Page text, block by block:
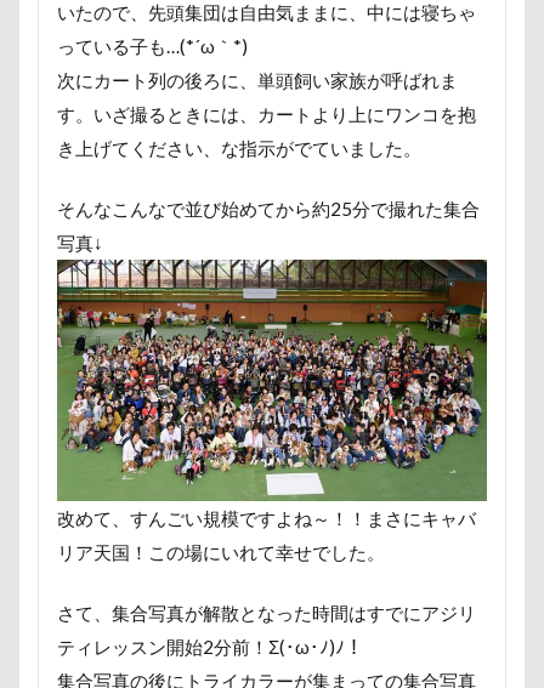
いたので、先頭集団は自由気ままに、中には寝ちゃ
っている子も…(*´ω｀*)
次にカート列の後ろに、単頭飼い家族が呼ばれま
す。いざ撮るときには、カートより上にワンコを抱
き上げてください、な指示がでていました。
そんなこんなで並び始めてから約25分で撮れた集合
写真↓
改めて、すんごい規模ですよね～！！まさにキャバ
リア天国！この場にいれて幸せでした。
さて、集合写真が解散となった時間はすでにアジリ
ティレッスン開始2分前！Σ(･ω･ﾉ)ﾉ！
集合写真の後にトライカラーが集まっての集合写真
ププくん
プイネちゃん ブロンズ像
マリンく
ワンコクッキー
レイクウッズガーデンひめはるの里
レイちゃん
ルビーくん
ルビー ルナちゃん
ルナくん
リュウくん
リビング リディちゃん
レインド
リックくん
ロールクッション
ロープウェイ ロープ
ローアングル撮影
ロンくん ロッテちゃん
ロックハート城
ロックオン ロゴ
ロウバイ園
レヴォーグ
レディくん レジーナ
リッチェル
マロンちゃん
ムムちゃん モコちゃｎ
モカくん
メンテナンス メレンゲの気持ち
メリーゴーラウンド
メイフェアちゃん
ムサシくん
ミレーちゃん
ミレちゃん ミルクちゃん
ラガーシャツ風ニット
ラヴィちゃん
ラントくん